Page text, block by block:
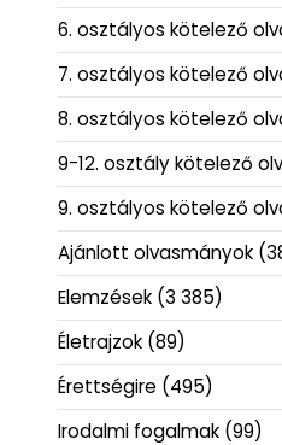
6. osztályos kötelező
7. osztályos kötelező
8. osztályos kötelező
9-12. osztály kötelező
9. osztályos kötelező
Ajánlott olvasmányok
Elemzések (3 385)
Életrajzok (89)
Érettségire (495)
Irodalmi fogalmak (99)